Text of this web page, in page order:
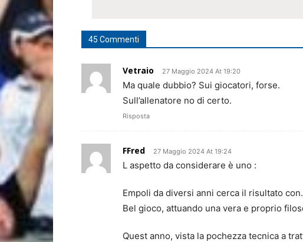
45 Commenti
Vetraio 27 Maggio 2024 At 19:20
Ma quale dubbio? Sui giocatori, forse.
Sull’allenatore no di certo.
Risposta
FFred 27 Maggio 2024 At 19:24
L aspetto da considerare è uno :
Empoli da diversi anni cerca il risultato
Bel gioco, attuando una vera e proprio
Quest anno, vista la pochezza tecnica a